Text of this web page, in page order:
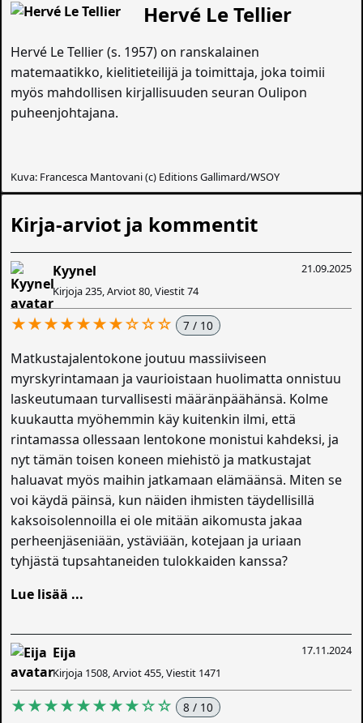
Hervé Le Tellier
Hervé Le Tellier (s. 1957) on ranskalainen
matemaatikko, kielitieteilijä ja toimittaja, joka toimii
myös mahdollisen kirjallisuuden seuran Oulipon
puheenjohtajana.
Kuva: Francesca Mantovani (c) Editions Gallimard/WSOY
Kirja-arviot ja kommentit
21.09.2025
Kyynel
Kirjoja 235, Arviot 80, Viestit 74
★★★★★★★☆☆☆ 7 / 10
Matkustajalentokone joutuu massiiviseen
myrskyrintamaan ja vaurioistaan huolimatta onnistuu
laskeutumaan turvallisesti määränpäähänsä. Kolme
kuukautta myöhemmin käy kuitenkin ilmi, että
rintamassa ollessaan lentokone monistui kahdeksi, ja
nyt tämän toisen koneen miehistö ja matkustajat
haluavat myös maihin jatkamaan elämäänsä. Miten se
voi käydä päinsä, kun näiden ihmisten täydellisillä
kaksoisolennoilla ei ole mitään aikomusta jakaa
perheenjäseniään, ystäviään, kotejaan ja uriaan
tyhjästä tupsahtaneiden tulokkaiden kanssa?
Lue lisää ...
17.11.2024
Eija
Kirjoja 1508, Arviot 455, Viestit 1471
★★★★★★★★☆☆ 8 / 10